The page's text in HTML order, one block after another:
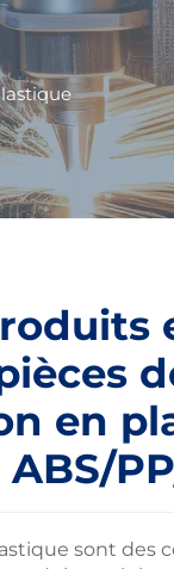
en
sont des